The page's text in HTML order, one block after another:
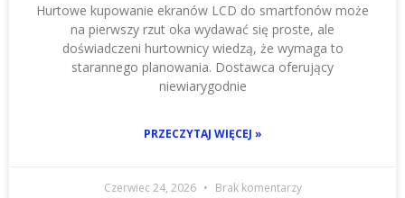
Hurtowe kupowanie ekranów LCD do smartfonów może
na pierwszy rzut oka wydawać się proste, ale
doświadczeni hurtownicy wiedzą, że wymaga to
starannego planowania. Dostawca oferujący
niewiarygodnie
PRZECZYTAJ WIĘCEJ »
Czerwiec 24, 2026 Brak komentarzy